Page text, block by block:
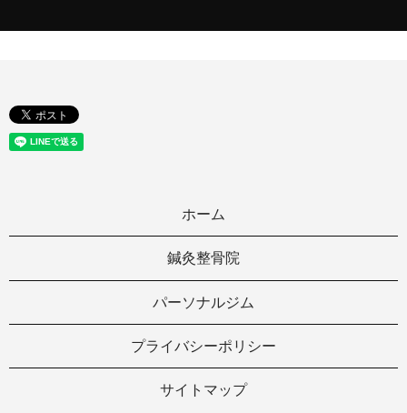
ホーム
鍼灸整骨院
パーソナルジム
プライバシーポリシー
サイトマップ